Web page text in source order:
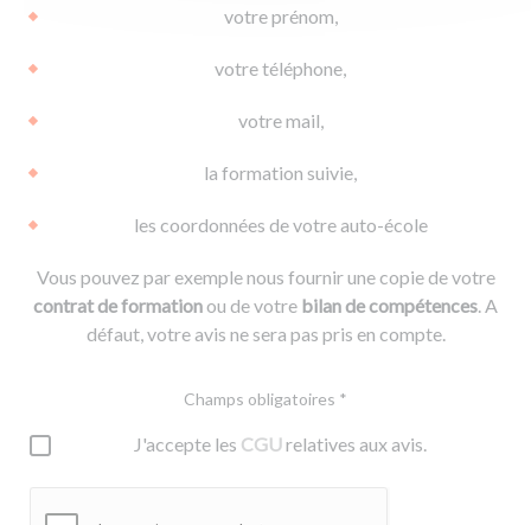
votre prénom,
votre téléphone,
votre mail,
la formation suivie,
les coordonnées de votre auto-école
Vous pouvez par exemple nous fournir une copie de votre
contrat de formationou de votre bilan de compétences. A
défaut, votre avis ne sera pas pris en compte.
Champs obligatoires *
J'accepte les CGUrelatives aux avis.